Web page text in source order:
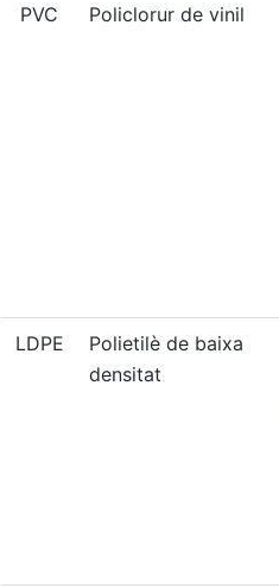
PVC Policlorur de vinil
LDPE
Polietilè de baixa
densitat